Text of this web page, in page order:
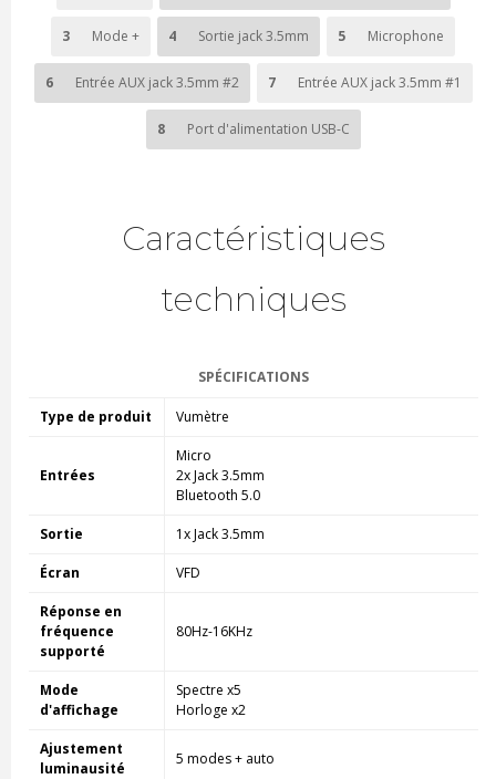
3 Mode + 4 Sortie jack 3.5mm 5 Microphone
6 Entrée AUX jack 3.5mm #2 7 Entrée AUX jack 3.5mm #1
8 Port d'alimentation USB-C
Caractéristiques
techniques
SPÉCIFICATIONS
Type de produit Vumètre
Entrées
Micro
2x Jack 3.5mm
Bluetooth 5.0
Sortie 1x Jack 3.5mm
Écran VFD
Réponse en
fréquence
supporté
80Hz-16KHz
Mode
d'affichage
Spectre x5
Horloge x2
Ajustement
luminausité
5 modes + auto